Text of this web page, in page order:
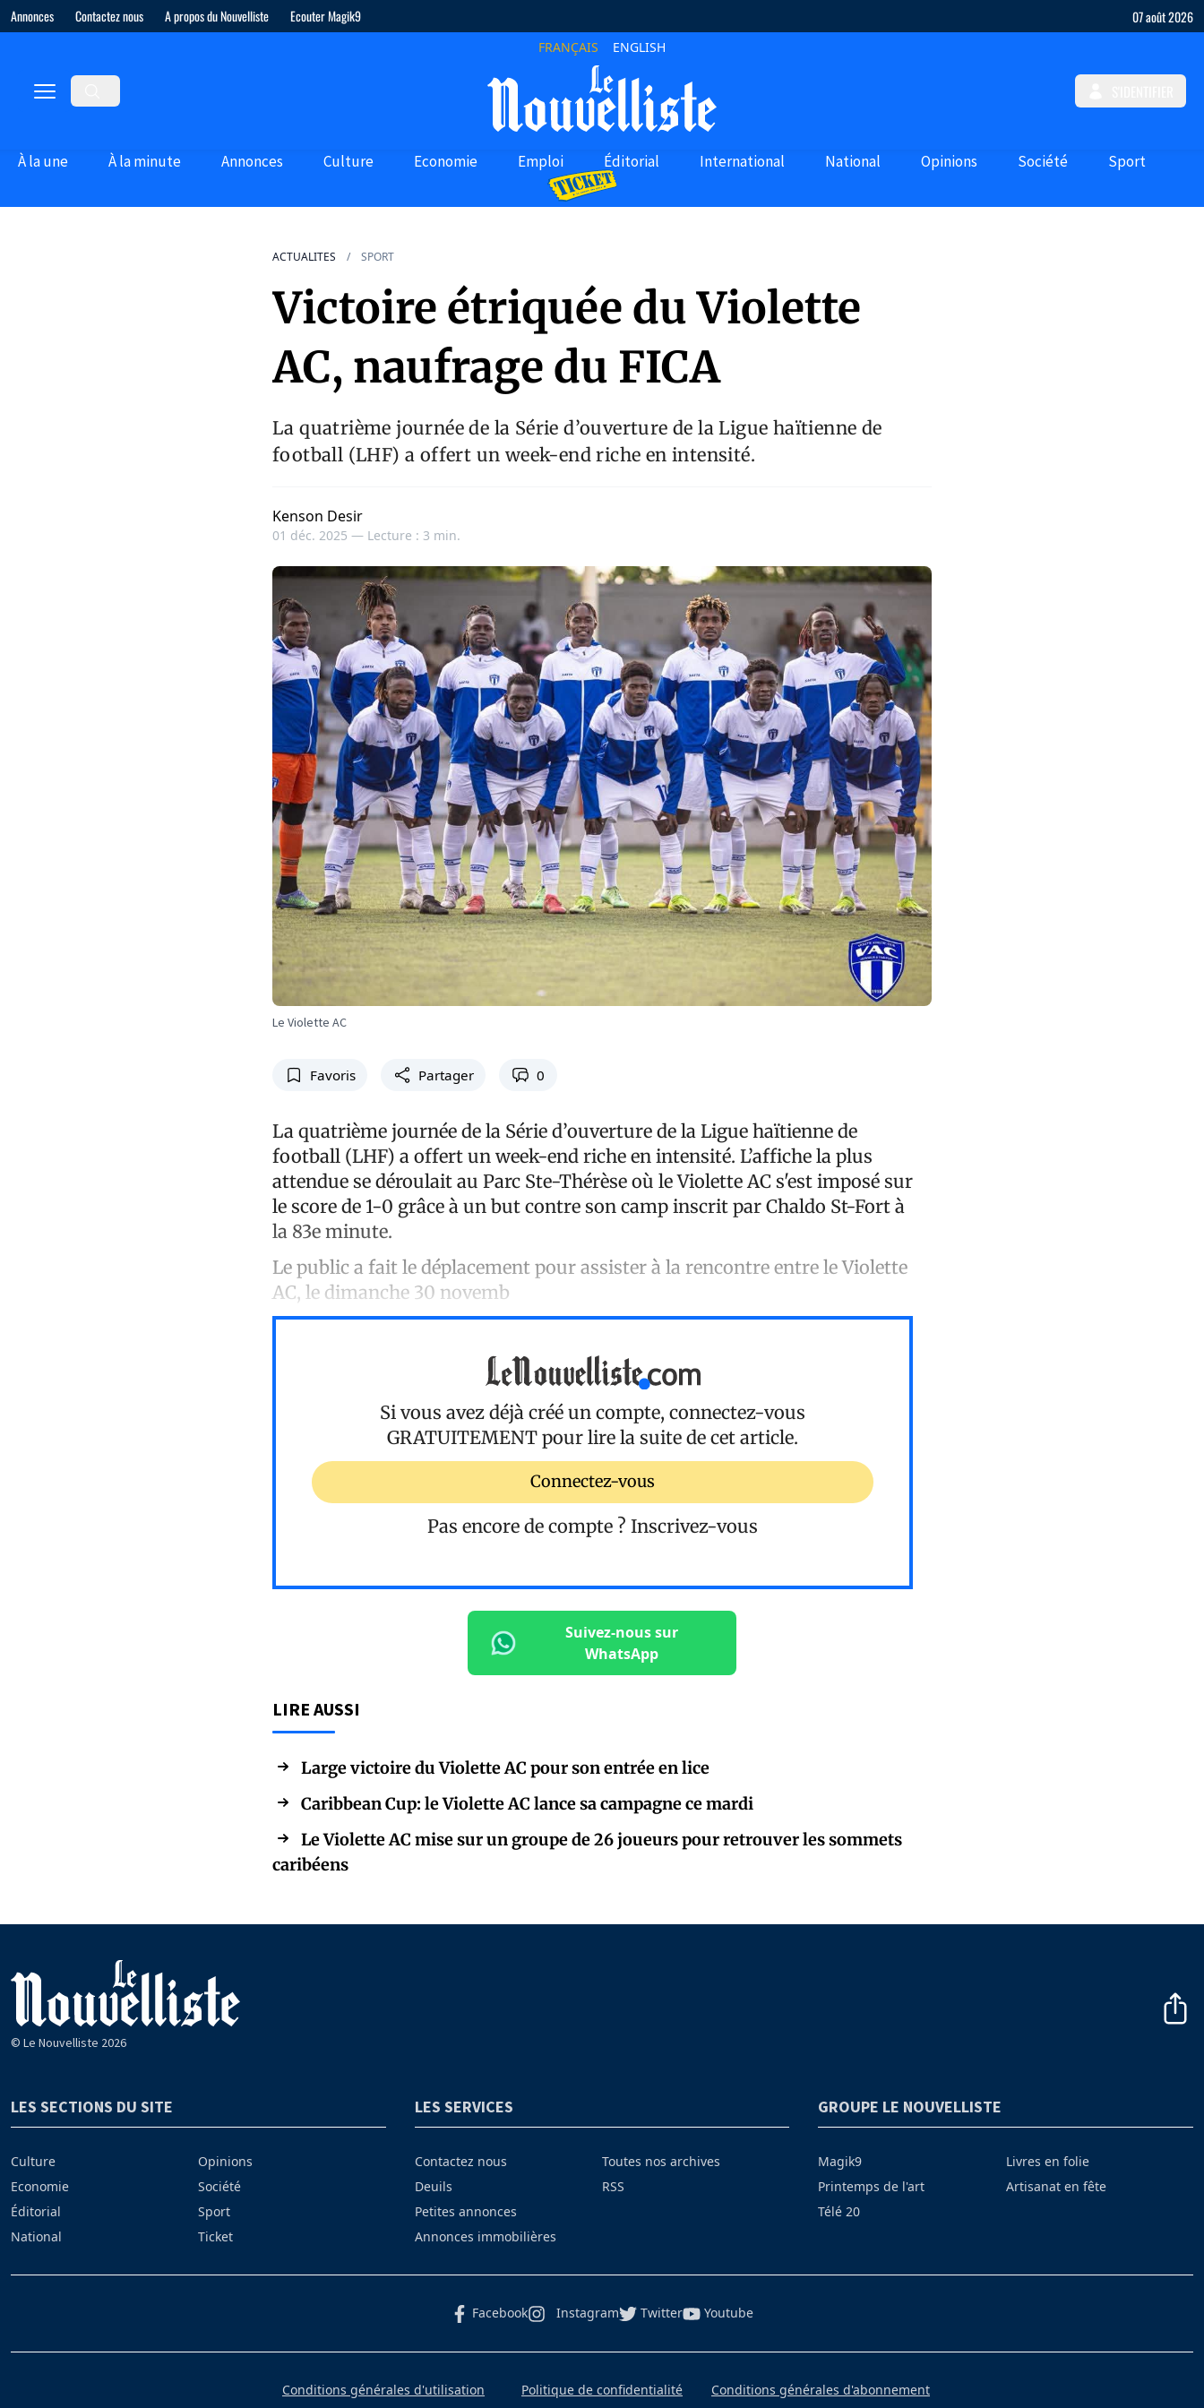
Annonces Contactez nous A propos du Nouvelliste Ecouter Magik9 07 août 2026
FRANÇAIS ENGLISH
À la une À la minute Annonces Culture Economie Emploi Éditorial International National Opinions Société Sport
ACTUALITES SPORT
Victoire étriquée du Violette
AC, naufrage du FICA
La quatrième journée de la Série d’ouverture de la Ligue haïtienne de
football (LHF) a offert un week-end riche en intensité.
Kenson Desir
01 déc. 2025 — Lecture : 3 min.
Le Violette AC
Favoris Partager 0
La quatrième journée de la Série d’ouverture de la Ligue haïtienne de
football (LHF) a offert un week-end riche en intensité. L’affiche la plus
attendue se déroulait au Parc Ste-Thérèse où le Violette AC s'est imposé sur
le score de 1-0 grâce à un but contre son camp inscrit par Chaldo St-Fort à
la 83e minute.
Le public a fait le déplacement pour assister à la rencontre entre le Violette
AC, le dimanche 30 novemb
Si vous avez déjà créé un compte, connectez-vous
GRATUITEMENT pour lire la suite de cet article.
Connectez-vous
Pas encore de compte ? Inscrivez-vous
Suivez-nous sur
WhatsApp
LIRE AUSSI
Large victoire du Violette AC pour son entrée en lice
Caribbean Cup: le Violette AC lance sa campagne ce mardi
Le Violette AC mise sur un groupe de 26 joueurs pour retrouver les sommets
caribéens
© Le Nouvelliste 2026
LES SECTIONS DU SITE
Culture
Economie
Éditorial
National
Opinions
Société
Sport
Ticket
LES SERVICES
Contactez nous
Deuils
Petites annonces
Annonces immobilières
Toutes nos archives
RSS
GROUPE LE NOUVELLISTE
Magik9
Printemps de l'art
Télé 20
Livres en folie
Artisanat en fête
Facebook Instagram Twitter Youtube
Conditions générales d'utilisation Politique de confidentialité Conditions générales d'abonnement